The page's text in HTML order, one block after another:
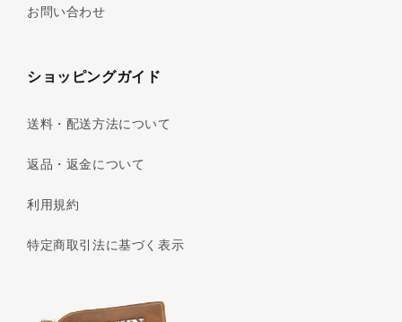
お問い合わせ
ショッピングガイド
送料・配送方法について
返品・返金について
利用規約
特定商取引法に基づく表示